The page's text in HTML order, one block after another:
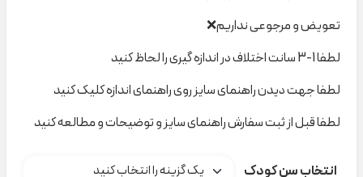
تعویض و مرجوعی نداریم❌
لطفا 1-3 سانت اختلاف در اندازه گیری را لحاظ کنید
لطفا جهت دیدن راهنمای سایز روی راهنمای اندازه کلیک کنید
لطفا قبل از ثبت سفارش راهنمای سایز و توضیحات و مطالعه کنید
انتخاب سن کودک